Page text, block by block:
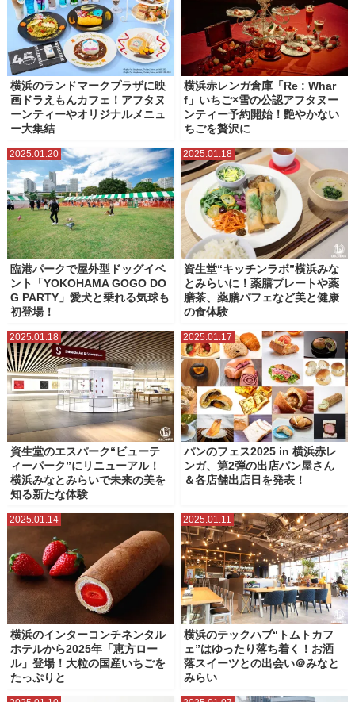
横浜のランドマークプラザに映
画ドラえもんカフェ！アフタヌ
ーンティーやオリジナルメニュ
ー大集結
横浜赤レンガ倉庫「Re : Whar
f」いちご×雪の公認アフタヌー
ンティー予約開始！艶やかない
ちごを贅沢に
2025.01.20
臨港パークで屋外型ドッグイベ
ント「YOKOHAMA GOGO DO
G PARTY」愛犬と乗れる気球も
初登場！
2025.01.18
資生堂“キッチンラボ”横浜みな
とみらいに！薬膳プレートや薬
膳茶、薬膳パフェなど美と健康
の食体験
2025.01.18
資生堂のエスパーク“ビューテ
ィーパーク”にリニューアル！
横浜みなとみらいで未来の美を
知る新たな体験
2025.01.17
パンのフェス2025 in 横浜赤レ
ンガ、第2弾の出店パン屋さん
＆各店舗出店日を発表！
2025.01.14
横浜のインターコンチネンタル
ホテルから2025年「恵方ロー
ル」登場！大粒の国産いちごを
たっぷりと
2025.01.11
横浜のテックハブ“トムトカフ
ェ”はゆったり落ち着く！お洒
落スイーツとの出会い＠みなと
みらい